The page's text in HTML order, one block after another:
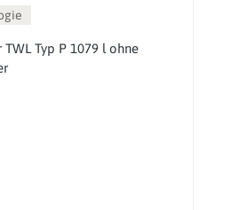
Typ P 1079 l ohne